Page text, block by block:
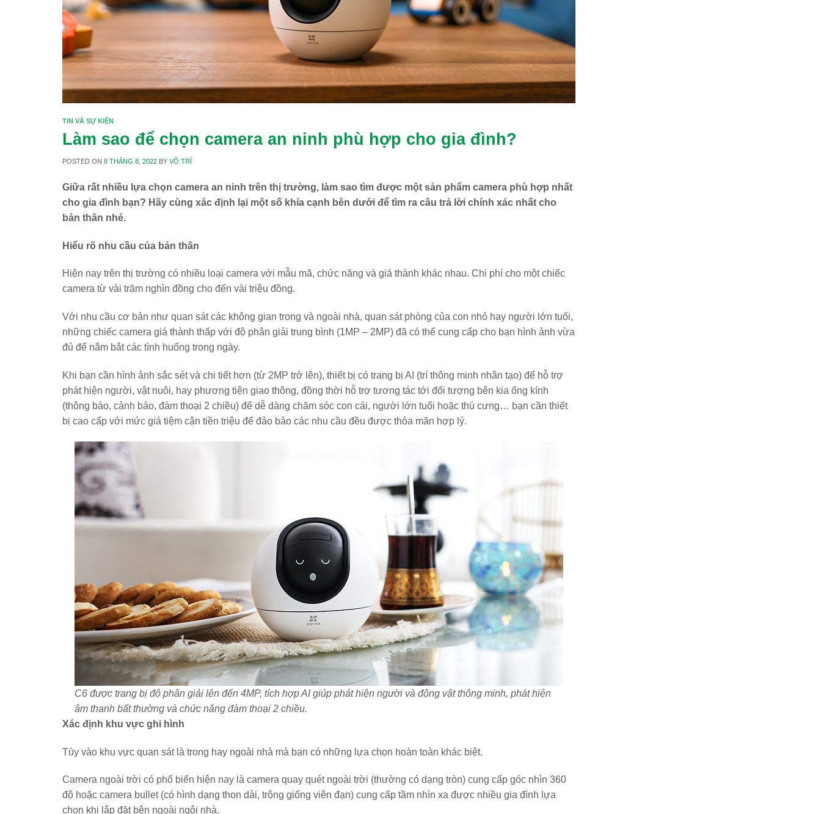
TIN VÀ SỰ KIỆN
Làm sao để chọn camera an ninh phù hợp cho gia đình?
POSTED ON8 THÁNG 8, 2022 BYVÕ TRÍ
Giữa rất nhiều lựa chọn camera an ninh trên thị trường, làm sao tìm được một sản phẩm camera phù hợp nhất
cho gia đình bạn? Hãy cùng xác định lại một số khía cạnh bên dưới để tìm ra câu trả lời chính xác nhất cho
bản thân nhé.
Hiểu rõ nhu cầu của bản thân
Hiện nay trên thị trường có nhiều loại camera với mẫu mã, chức năng và giá thành khác nhau. Chi phí cho một chiếc
camera từ vài trăm nghìn đồng cho đến vài triệu đồng.
Với nhu cầu cơ bản như quan sát các không gian trong và ngoài nhà, quan sát phòng của con nhỏ hay người lớn tuổi,
những chiếc camera giá thành thấp với độ phân giải trung bình (1MP – 2MP) đã có thể cung cấp cho bạn hình ảnh vừa
đủ để nắm bắt các tình huống trong ngày.
Khi bạn cần hình ảnh sắc sét và chi tiết hơn (từ 2MP trở lên), thiết bị có trang bị AI (trí thông minh nhân tạo) để hỗ trợ
phát hiện người, vật nuôi, hay phương tiện giao thông, đồng thời hỗ trợ tương tác tới đối tượng bên kia ống kính
(thông báo, cảnh báo, đàm thoại 2 chiều) để dễ dàng chăm sóc con cái, người lớn tuổi hoặc thú cưng… bạn cần thiết
bị cao cấp với mức giá tiệm cận tiền triệu để đảo bảo các nhu cầu đều được thỏa mãn hợp lý.
C6 được trang bị độ phân giải lên đến 4MP, tích hợp AI giúp phát hiện người và động vật thông minh, phát hiện
âm thanh bất thường và chức năng đàm thoại 2 chiều.
Xác định khu vực ghi hình
Tùy vào khu vực quan sát là trong hay ngoài nhà mà bạn có những lựa chọn hoàn toàn khác biệt.
Camera ngoài trời có phổ biến hiện nay là camera quay quét ngoài trời (thường có dạng tròn) cung cấp góc nhìn 360
độ hoặc camera bullet (có hình dạng thon dài, trông giống viên đạn) cung cấp tầm nhìn xa được nhiều gia đình lựa
chọn khi lắp đặt bên ngoài ngôi nhà.